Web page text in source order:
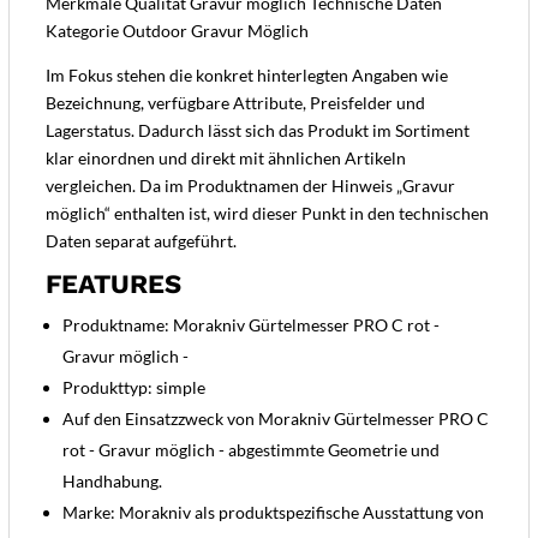
Kategorie Outdoor Gravur Möglich
Im Fokus stehen die konkret hinterlegten Angaben wie
Bezeichnung, verfügbare Attribute, Preisfelder und
Lagerstatus. Dadurch lässt sich das Produkt im Sortiment
klar einordnen und direkt mit ähnlichen Artikeln
vergleichen. Da im Produktnamen der Hinweis „Gravur
möglich“ enthalten ist, wird dieser Punkt in den technischen
Daten separat aufgeführt.
FEATURES
Produktname: Morakniv Gürtelmesser PRO C rot -
Gravur möglich -
Produkttyp: simple
Auf den Einsatzzweck von Morakniv Gürtelmesser PRO C
rot - Gravur möglich - abgestimmte Geometrie und
Handhabung.
Marke: Morakniv als produktspezifische Ausstattung von